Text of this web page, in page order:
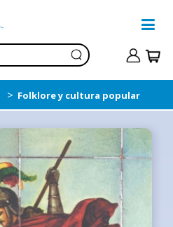
> Folklore y cultura popular